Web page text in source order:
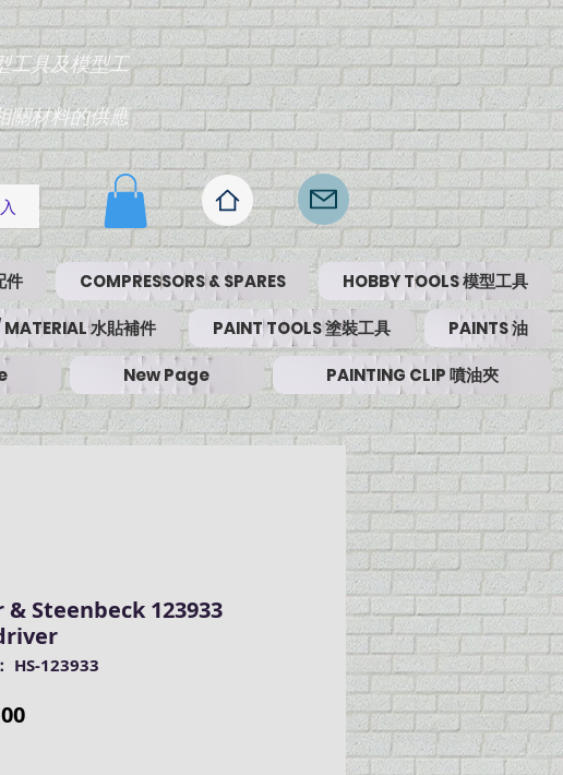
工具及模型工
關材料的供應
件 COMPRESSORS & SPARES HOBBY TOOLS 模型工具
MATERIAL 水貼補件 PAINT TOOLS 塗裝工具 PAINTS 油
New Page PAINTING CLIP 噴油夾
Steenbeck 123933
HS-123933
價